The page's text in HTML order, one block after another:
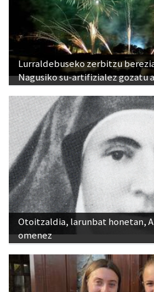
Lurraldebuseko zerbitzu
Nagusiko su-artifizialez gozatu
Otoitzaldia, larunbat honetan,
omenez